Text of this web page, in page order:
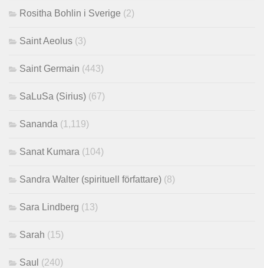
Rositha Bohlin i Sverige (2)
Saint Aeolus (3)
Saint Germain (443)
SaLuSa (Sirius) (67)
Sananda (1,119)
Sanat Kumara (104)
Sandra Walter (spirituell författare) (8)
Sara Lindberg (13)
Sarah (15)
Saul (240)